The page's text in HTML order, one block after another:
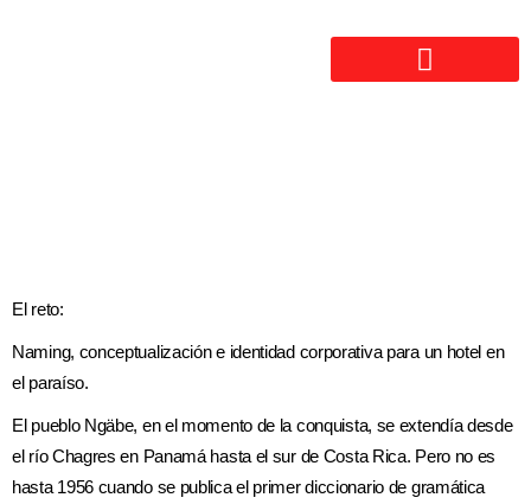
El reto:
Naming, conceptualización e identidad corporativa para un hotel en
el paraíso.
El pueblo Ngäbe, en el momento de la conquista, se extendía desde
el río Chagres en Panamá hasta el sur de Costa Rica. Pero no es
hasta 1956 cuando se publica el primer diccionario de gramática